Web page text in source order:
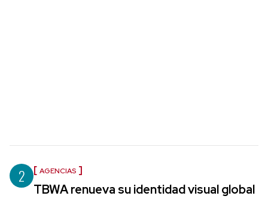
2 AGENCIAS
TBWA renueva su identidad visual global